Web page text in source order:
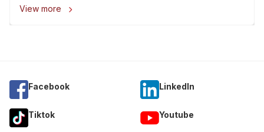
View more 
Facebook Linkedln
Tiktok Youtube